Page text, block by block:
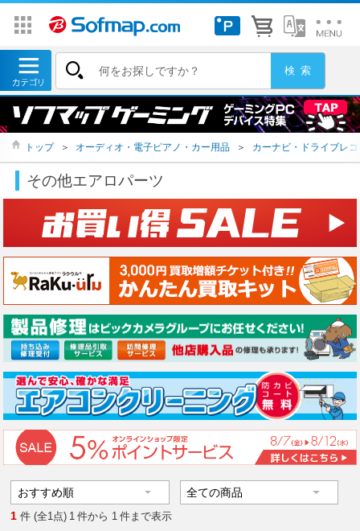
トップ ＞ オーディオ・電子ピアノ・カー用品 ＞ カーナビ・ドライブレ
その他エアロパーツ
1 件 (全1点) 1 件から 1 件まで表示